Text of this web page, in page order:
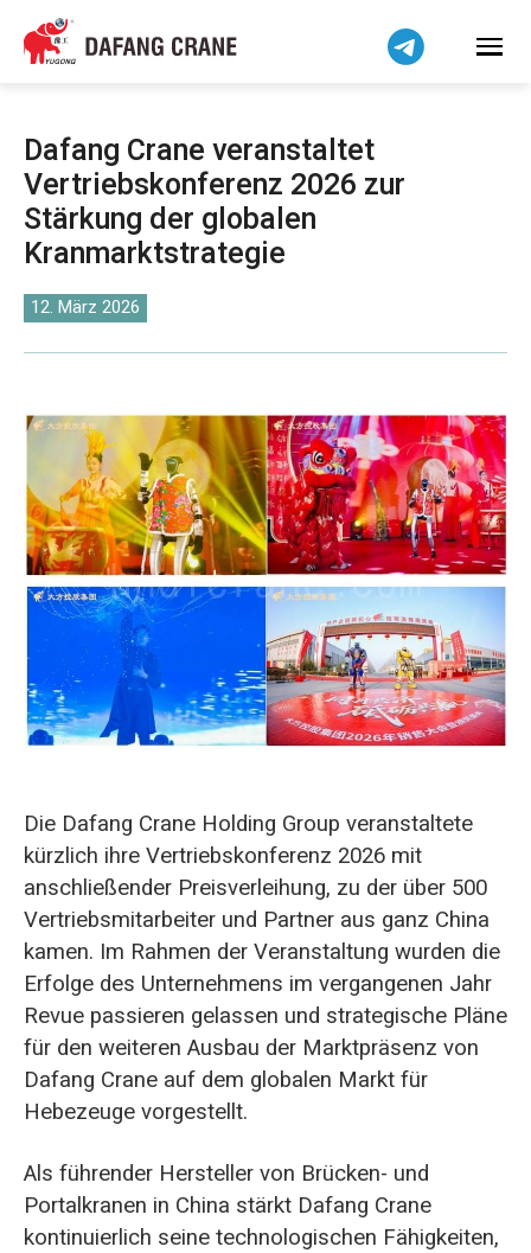
Dafang Crane veranstaltet
Vertriebskonferenz 2026 zur
Stärkung der globalen
Kranmarktstrategie
12. März 2026
Die Dafang Crane Holding Group veranstaltete
kürzlich ihre Vertriebskonferenz 2026 mit
anschließender Preisverleihung, zu der über 500
Vertriebsmitarbeiter und Partner aus ganz China
kamen. Im Rahmen der Veranstaltung wurden die
Erfolge des Unternehmens im vergangenen Jahr
Revue passieren gelassen und strategische Pläne
für den weiteren Ausbau der Marktpräsenz von
Dafang Crane auf dem globalen Markt für
Hebezeuge vorgestellt.
Als führender Hersteller von Brücken- und
Portalkranen in China stärkt Dafang Crane
kontinuierlich seine technologischen Fähigkeiten,
Bahasa Indonesia
Bahasa Melayu
বাংলা
فارسی
Pilipino
Українська
Čeština
Kiswahili
Dansk
Norsk
O‘zbekcha